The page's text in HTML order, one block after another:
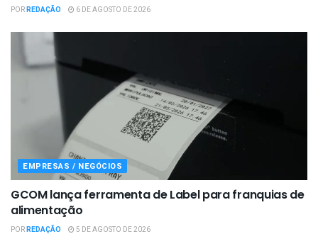
PORREDAÇÃO 6 DE AGOSTO DE 2026
EMPRESAS / NEGÓCIOS
GCOM lança ferramenta de Label para franquias de
alimentação
PORREDAÇÃO 5 DE AGOSTO DE 2026